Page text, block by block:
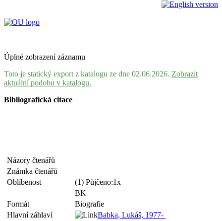
Úplné zobrazení záznamu
Toto je statický export z katalogu ze dne 02.06.2026. Zobrazit
aktuální podobu v katalogu.
Bibliografická citace
Názory čtenářů
Známka čtenářů
Oblíbenost
(1) Půjčeno:1x
BK
Formát
Biografie
Hlavní záhlaví
Babka, Lukáš, 1977-